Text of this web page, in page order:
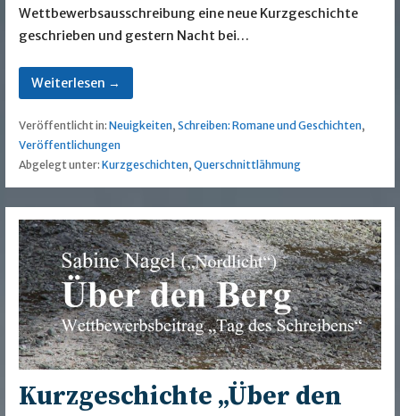
Wettbewerbsausschreibung eine neue Kurzgeschichte
geschrieben und gestern Nacht bei…
Weiterlesen →
Veröffentlicht in: Neuigkeiten, Schreiben: Romane und Geschichten,
Veröffentlichungen
Abgelegt unter: Kurzgeschichten, Querschnittlähmung
Kurzgeschichte „Über den